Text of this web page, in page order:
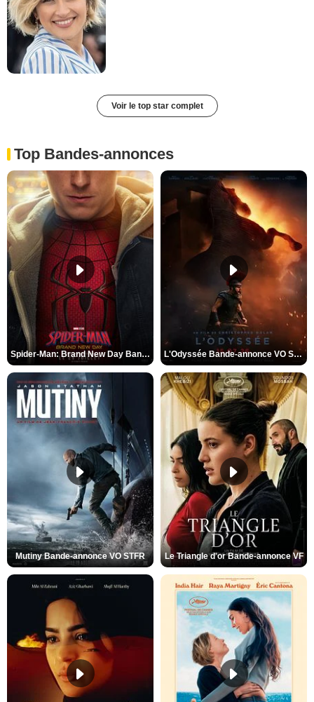
Voir le top star complet
Top Bandes-annonces
Spider-Man: Brand New Day Bande-annonce VO STFR L'Odyssée Bande-annonce VO STFR
Mutiny Bande-annonce VO STFR Le Triangle d'or Bande-annonce VF